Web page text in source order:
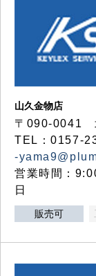
山久金物店
〒090-0041
TEL：0157-
-
営業時間：
日
販売可